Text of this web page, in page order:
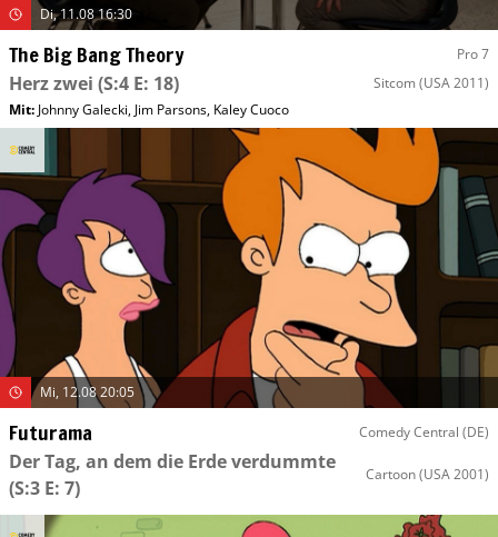
Di, 11.08 16:30
The Big Bang Theory Pro 7
Herz zwei (S:4 E: 18) Sitcom (USA 2011)
Mit: Johnny Galecki, Jim Parsons, Kaley Cuoco
Mi, 12.08 20:05
Futurama Comedy Central (DE)
Der Tag, an dem die Erde verdummte
(S:3 E: 7)
Cartoon(USA 2001)